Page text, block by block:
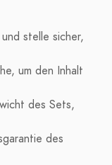
stelle sicher,
um den Inhalt
des Sets,
des